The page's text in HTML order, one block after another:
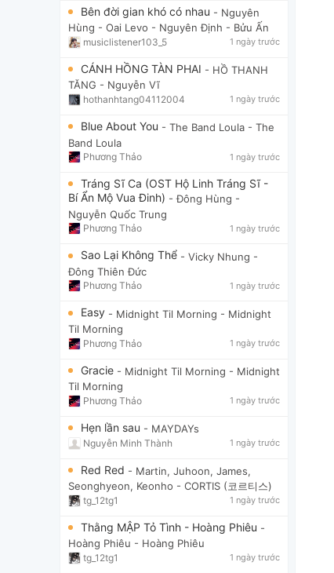
Bên đời gian khó có nhau - Nguyên
Hùng - Oai Levo - Nguyên Định - Bửu Ấn
musiclistener103_5 1 ngày trước
CÁNH HỒNG TÀN PHAI - HỒ THANH
TĂNG - Nguyễn Vĩ
hothanhtang04112004 1 ngày trước
Blue About You - The Band Loula - The
Band Loula
Phương Thảo 1 ngày trước
Tráng Sĩ Ca (OST Hộ Linh Tráng Sĩ -
Bí Ẩn Mộ Vua Đinh) - Đông Hùng -
Nguyễn Quốc Trung
Phương Thảo 1 ngày trước
Sao Lại Không Thể - Vicky Nhung -
Đông Thiên Đức
Phương Thảo 1 ngày trước
Easy - Midnight Til Morning - Midnight
Til Morning
Phương Thảo 1 ngày trước
Gracie - Midnight Til Morning - Midnight
Til Morning
Phương Thảo 1 ngày trước
Hẹn lần sau - MAYDAYs
Nguyễn Minh Thành 1 ngày trước
Red Red - Martin, Juhoon, James,
Seonghyeon, Keonho - CORTIS (코르티스)
tg_12tg1 1 ngày trước
Thằng MẬP Tỏ Tình - Hoàng Phiêu -
Hoàng Phiêu - Hoàng Phiêu
tg_12tg1 1 ngày trước